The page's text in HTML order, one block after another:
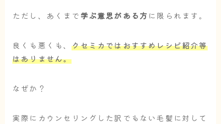
ただし、あくまで 学ぶ意思がある方 に限られます。
良くも悪くも、クセミカではおすすめレシピ紹介等
はありません。
なぜか？
実際にカウンセリングした訳でもない毛髪に対して